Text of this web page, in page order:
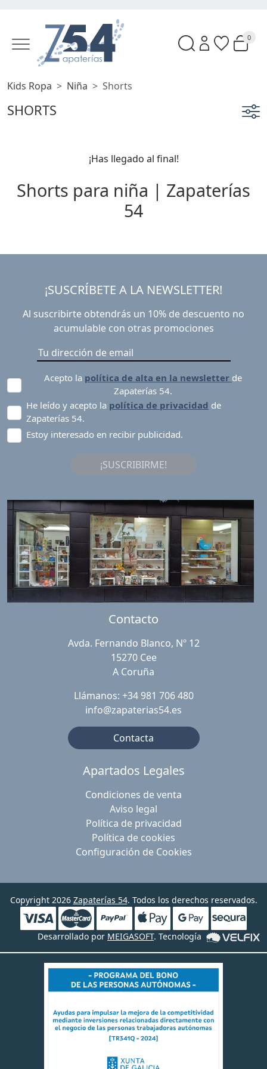
0
Kids Ropa Niña Shorts
SHORTS
¡Has llegado al final!
Shorts para niña | Zapaterías
54
¡SUSCRÍBETE A LA NEWSLETTER!
Al suscribirte obtendrás un 10% de descuento no
acumulable con otras promociones
Acepto la política de alta en la newsletter de
Zapaterías 54.
He leído y acepto la política de privacidad de
Zapaterías 54.
Estoy interesado en recibir publicidad.
¡SUSCRIBIRME!
Contacto
Avda. Fernando Blanco, Nº 12
15270 Cee
A Coruña
Llámanos: +34 981 706 480
info@zapaterias54.es
Contacta
Apartados Legales
Condiciones de venta
Aviso legal
Política de privacidad
Política de cookies
Configuración de Cookies
Copyright 2026 Zapaterías 54. Todos los derechos reservados.
Desarrollado por MEIGASOFT. Tecnología